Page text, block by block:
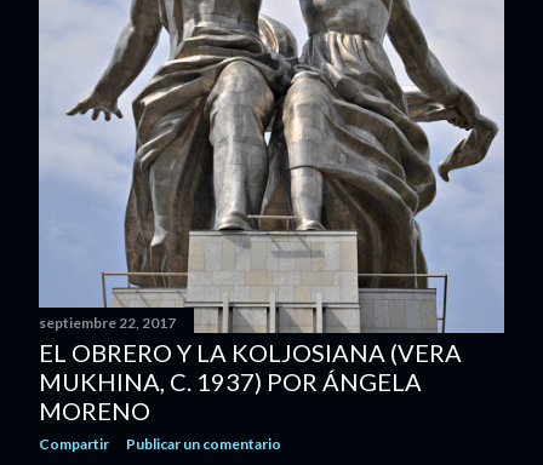
septiembre 22, 2017
EL OBRERO Y LA KOLJOSIANA (VERA
MUKHINA, C. 1937) POR ÁNGELA
MORENO
Compartir Publicar un comentario